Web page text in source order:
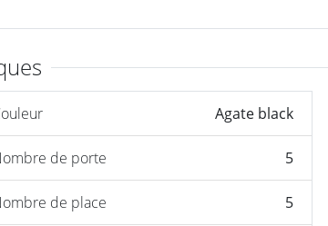
Agate black
de porte 5
de place 5